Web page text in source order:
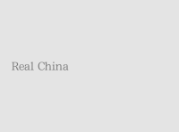
Real China